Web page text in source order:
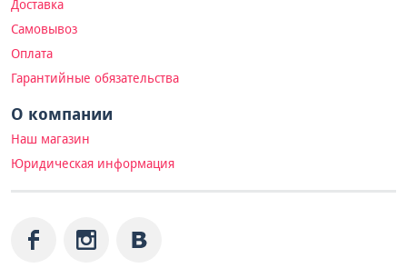
Доставка
Самовывоз
Оплата
Гарантийные обязательства
О компании
Наш магазин
Юридическая информация